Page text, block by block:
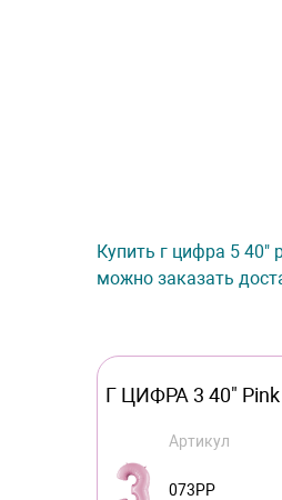
Купить г цифра 5 40"
можно заказать
Г ЦИФРА 3 40" Pink
Артикул
073PP